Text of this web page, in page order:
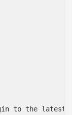
to the latest